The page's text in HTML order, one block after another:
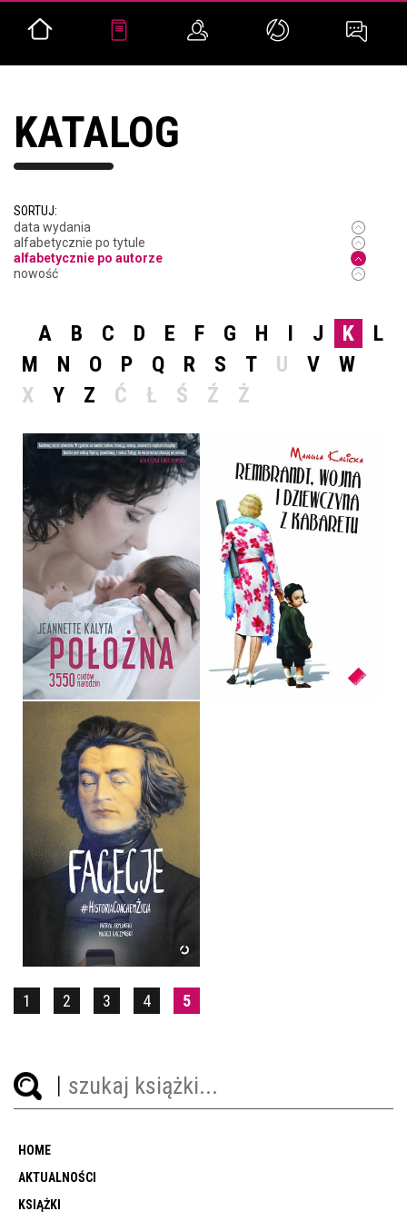
KATALOG
SORTUJ:
data wydania
alfabetycznie po tytule
alfabetycznie po autorze
nowość
A B C D E F G H I J K
L
M
N O P Q R S T U V
W
X
Y Z Ć Ł Ś Ź Ż
POŁOŻNA
JEANNETTE KALYTA
OPRAWA TWARDA
39,90 ZŁ
REMBRANDT, WOJNA I
DZIEWCZYNA Z
KABARETU
MANULA KALICKA
OPRAWA MIĘKKA
32,90 ZŁ
FACECJE
PATRYK BRYLIŃSKI, MACIEJ
KACZYŃSKI
OPRAWA MIĘKKA
39,90 ZŁ
1 2 3 4 5
HOME
AKTUALNOŚCI
KSIĄŻKI